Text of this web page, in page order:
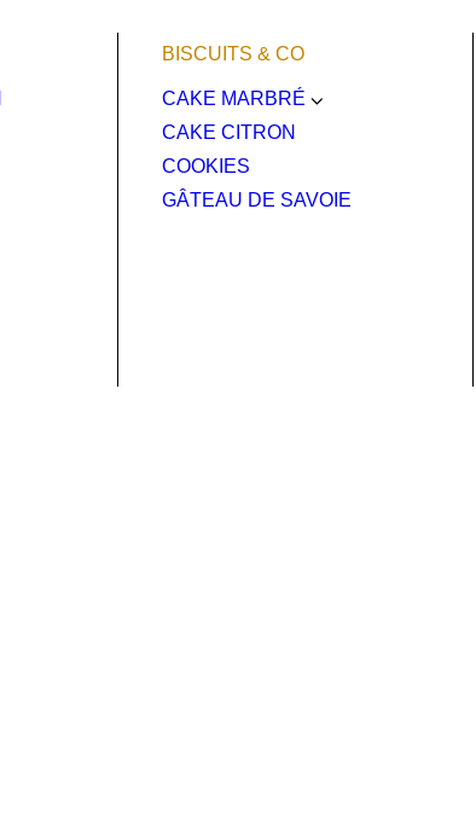
BISCUITS & CO
CAKE MARBRÉ
CAKE CITRON
COOKIES
GÂTEAU DE SAVOIE